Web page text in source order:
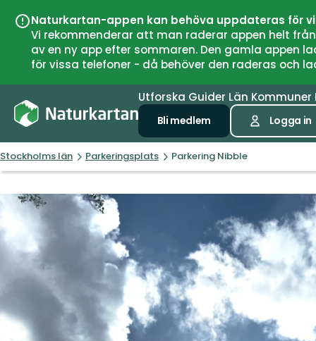
Naturkartan-appen kan behöva uppdateras för
Vi rekommenderar att man raderar appen helt
av en ny app efter sommaren. Den gamla
för vissa telefoner - då behöver den raderas och
Utforska Guider Län Kommuner
Bli medlem Logga in
Stockholms län Parkeringsplats Parkering Nibble